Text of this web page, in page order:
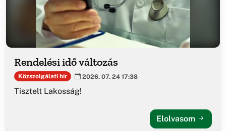
Rendelési idő változás
Közszolgálati hír 2026. 07. 24 17:38
Tisztelt Lakosság!
Elolvasom